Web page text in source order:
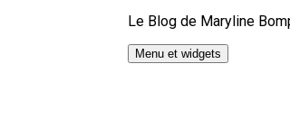
Le Blog de Maryline
Menu et widgets